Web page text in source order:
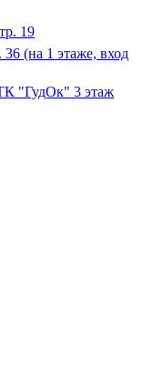
19
(на 1 этаже, вход
"ГудОк" 3 этаж